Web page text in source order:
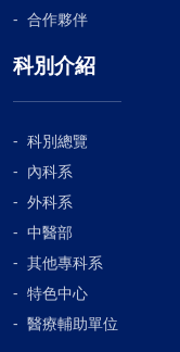
合作夥伴
科別介紹
科別總覽
內科系
外科系
中醫部
其他專科系
特色中心
醫療輔助單位